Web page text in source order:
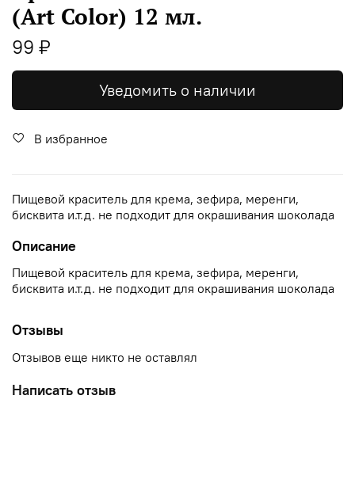
(Art Color) 12 мл.
99 ₽
Уведомить о наличии
В избранное
Пищевой краситель для крема, зефира, меренги,
бисквита и.т.д. не подходит для окрашивания шоколада
Описание
Пищевой краситель для крема, зефира, меренги,
бисквита и.т.д. не подходит для окрашивания шоколада
Отзывы
Отзывов еще никто не оставлял
Написать отзыв